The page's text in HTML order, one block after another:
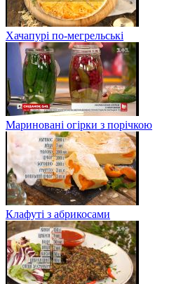
Хачапурі по-мегрельські
Мариновані огірки з порічкою
Клафуті з абрикосами